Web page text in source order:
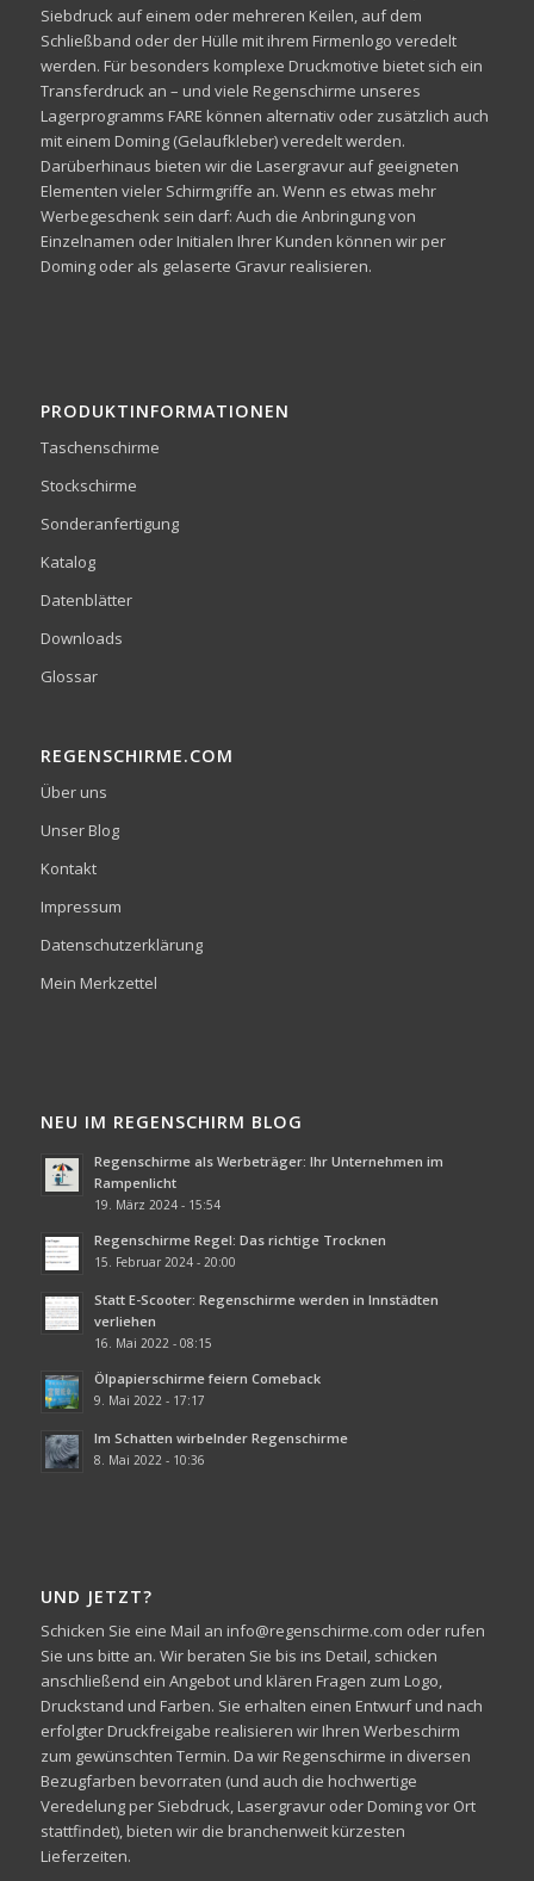
Siebdruck auf einem oder mehreren Keilen, auf dem
Schließband oder der Hülle mit ihrem Firmenlogo veredelt
werden. Für besonders komplexe Druckmotive bietet sich ein
Transferdruck an – und viele Regenschirme unseres
Lagerprogramms FARE können alternativ oder zusätzlich auch
mit einem Doming (Gelaufkleber) veredelt werden.
Darüberhinaus bieten wir die Lasergravur auf geeigneten
Elementen vieler Schirmgriffe an. Wenn es etwas mehr
Werbegeschenk sein darf: Auch die Anbringung von
Einzelnamen oder Initialen Ihrer Kunden können wir per
Doming oder als gelaserte Gravur realisieren.
PRODUKTINFORMATIONEN
Taschenschirme
Stockschirme
Sonderanfertigung
Katalog
Datenblätter
Downloads
Glossar
REGENSCHIRME.COM
Über uns
Unser Blog
Kontakt
Impressum
Datenschutzerklärung
Mein Merkzettel
NEU IM REGENSCHIRM BLOG
Regenschirme als Werbeträger: Ihr Unternehmen im
Rampenlicht
19. März 2024 - 15:54
Regenschirme Regel: Das richtige Trocknen
15. Februar 2024 - 20:00
Statt E-Scooter: Regenschirme werden in Innstädten
verliehen
16. Mai 2022 - 08:15
Ölpapierschirme feiern Comeback
9. Mai 2022 - 17:17
Im Schatten wirbelnder Regenschirme
8. Mai 2022 - 10:36
UND JETZT?
Schicken Sie eine Mail an info@regenschirme.com oder rufen
Sie uns bitte an. Wir beraten Sie bis ins Detail, schicken
anschließend ein Angebot und klären Fragen zum Logo,
Druckstand und Farben. Sie erhalten einen Entwurf und nach
erfolgter Druckfreigabe realisieren wir Ihren Werbeschirm
zum gewünschten Termin. Da wir Regenschirme in diversen
Bezugfarben bevorraten (und auch die hochwertige
Veredelung per Siebdruck, Lasergravur oder Doming vor Ort
stattfindet), bieten wir die branchenweit kürzesten
Lieferzeiten.